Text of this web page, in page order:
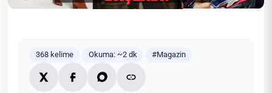
368 kelime Okuma: ~2 dk #Magazin